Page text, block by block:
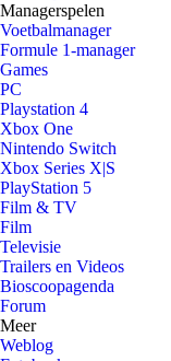
Managerspelen
Voetbalmanager
Formule 1-manager
Games
PC
Playstation 4
Xbox One
Nintendo Switch
Xbox Series X|S
PlayStation 5
Film & TV
Film
Televisie
Trailers en Videos
Bioscoopagenda
Forum
Meer
Weblog